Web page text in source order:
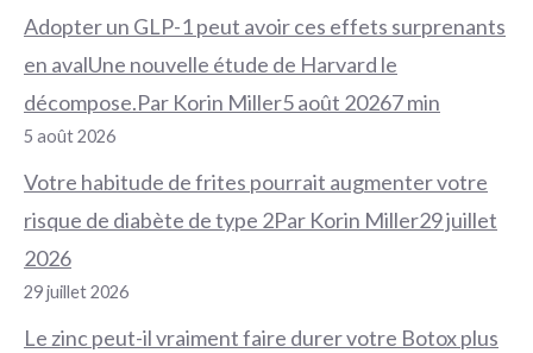
Adopter un GLP-1 peut avoir ces effets surprenants
en avalUne nouvelle étude de Harvard le
décompose.Par Korin Miller5 août 20267 min
5 août 2026
Votre habitude de frites pourrait augmenter votre
risque de diabète de type 2Par Korin Miller29 juillet
2026
29 juillet 2026
Le zinc peut-il vraiment faire durer votre Botox plus